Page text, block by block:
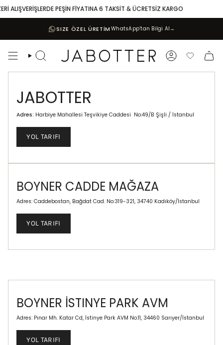
Skip
toALIŞVERİŞLERDE PEŞİN FİYATINA 6 TAKSİT & ÜCRETSİZ KARGO
SIZE ÖZEL ÜRETİM WhatsApp’tan Bilgi Al →
Search Account
JABOTTER
Adres: Harbiye Mahallesi Teşvikiye Caddesi No:49/B Şişli / İstanbul
YOL TARIFI
BOYNER CADDE MAĞAZA
Adres: Caddebostan, Bağdat Cad. No:319-321, 34740 Kadıköy/İstanbul
YOL TARIFI
BOYNER İSTINYE PARK AVM
Adres: Pınar Mh. Katar Cd, İstinye Park AVM No:11, 34460 Sarıyer/İstanbul
YOL TARIFI